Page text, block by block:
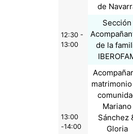
de
12:30 -
13:00
Sección
de la
13:00
-14:00
Mariano
Sánchez
Gloria